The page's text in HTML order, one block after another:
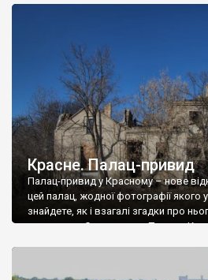
Красне. Палац-привид
Палац-привид у Красному – нове
цей палац, жодної фотографії якого
знайдете, як і взагалі згадки про
мешканець Самгородка. Палац у